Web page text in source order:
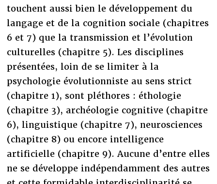
touchent aussi bien le développement du
langage et de la cognition sociale (chapitres
6 et 7) que la transmission et l’évolution
culturelles (chapitre 5). Les disciplines
présentées, loin de se limiter à la
psychologie évolutionniste au sens strict
(chapitre 1), sont pléthores : éthologie
(chapitre 3), archéologie cognitive (chapitre
6), linguistique (chapitre 7), neurosciences
(chapitre 8) ou encore intelligence
artificielle (chapitre 9). Aucune d’entre elles
ne se développe indépendamment des autres